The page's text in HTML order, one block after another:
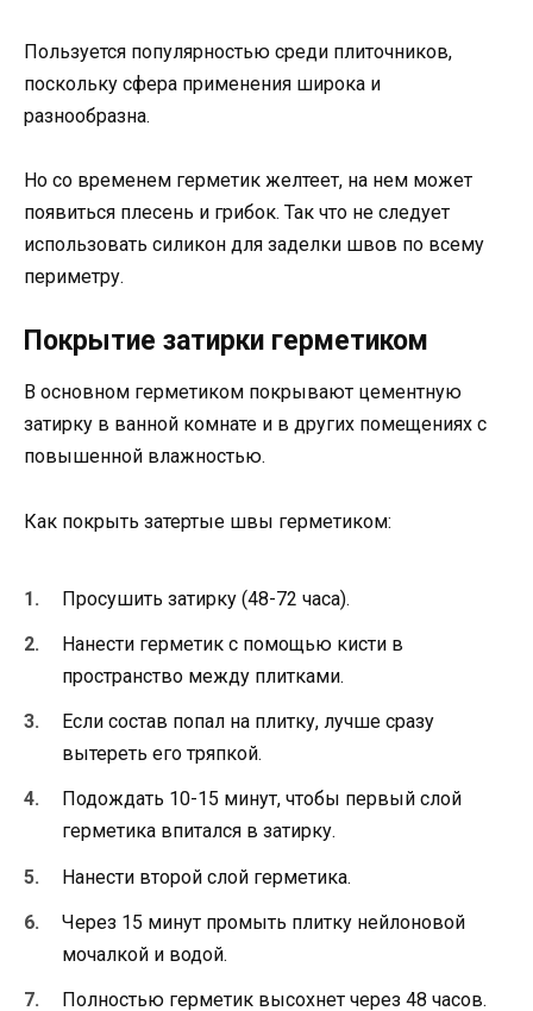
Пользуется популярностью среди плиточников,
поскольку сфера применения широка и
разнообразна.
Но со временем герметик желтеет, на нем может
появиться плесень и грибок. Так что не следует
использовать силикон для заделки швов по всему
периметру.
Покрытие затирки герметиком
В основном герметиком покрывают цементную
затирку в ванной комнате и в других помещениях с
повышенной влажностью.
Как покрыть затертые швы герметиком:
Просушить затирку (48-72 часа).
Нанести герметик с помощью кисти в
пространство между плитками.
Если состав попал на плитку, лучше сразу
вытереть его тряпкой.
Подождать 10-15 минут, чтобы первый слой
герметика впитался в затирку.
Нанести второй слой герметика.
Через 15 минут промыть плитку нейлоновой
мочалкой и водой.
Полностью герметик высохнет через 48 часов.